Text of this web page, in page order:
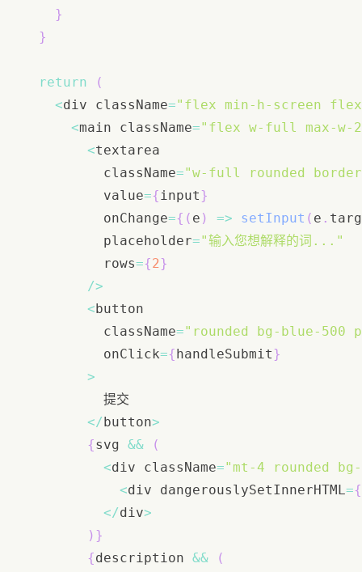
}
}
return
(
<div className="flex min-h-screen
<main className="flex w-full max-
<
          className
="w-full rounded
          value
={input}
          onChange
={ ( e ) => setInput ( e .
          placeholder
="输入您想解释的词..."
          rows
={2}
/>
<
          className
="rounded bg-blue-
          onClick
={handleSubmit}
>
</button>
{svg &&
(
<div className="mt-4 rounded
<div dangerouslySetInnerHTML={
</div>
) }
{description &&
(